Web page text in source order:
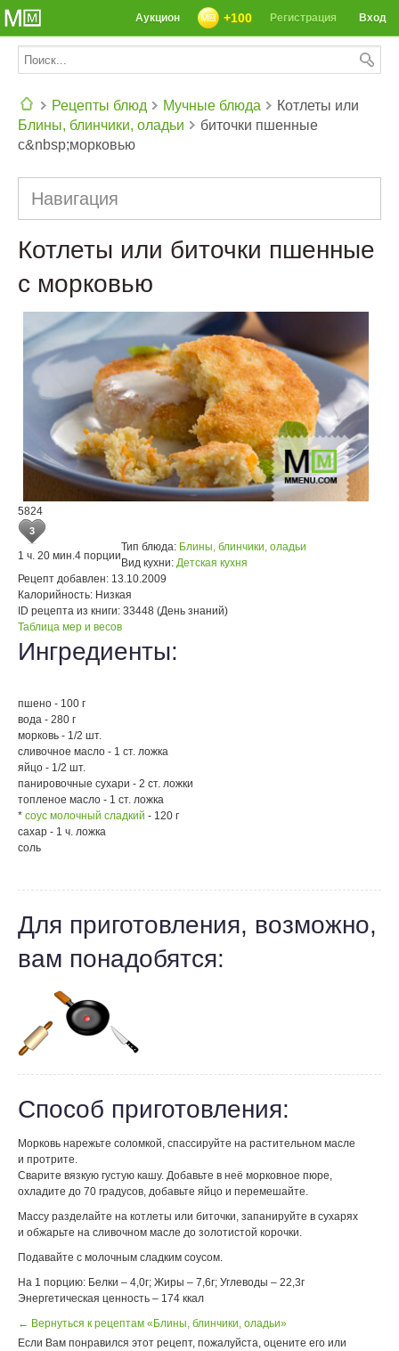
Вход
Регистрация
+100
Аукцион
Рецепты блюд
Мучные блюда
Блины, блинчики, оладьи
Котлеты или
биточки пшенные
с&nbsp;морковью
Навигация
Котлеты или биточки пшенные
с морковью
5824
3
1 ч. 20 мин.4 порции
Тип блюда: Блины, блинчики, оладьи
Вид кухни: Детская кухня
Рецепт добавлен: 13.10.2009
Калорийность: Низкая
ID рецепта из книги: 33448 (День знаний)
Таблица мер и весов
Ингредиенты:
пшено - 100 г
вода - 280 г
морковь - 1/2 шт.
сливочное масло - 1 ст. ложка
яйцо - 1/2 шт.
панировочные сухари - 2 ст. ложки
топленое масло - 1 ст. ложка
* соус молочный сладкий - 120 г
сахар - 1 ч. ложка
соль
Для приготовления, возможно,
вам понадобятся:
Способ приготовления:
Морковь нарежьте соломкой, спассируйте на растительном масле
и протрите.
Сварите вязкую густую кашу. Добавьте в неё морковное пюре,
охладите до 70 градусов, добавьте яйцо и перемешайте.
Массу разделайте на котлеты или биточки, запанируйте в сухарях
и обжарьте на сливочном масле до золотистой корочки.
Подавайте с молочным сладким соусом.
На 1 порцию: Белки – 4,0г; Жиры – 7,6г; Углеводы – 22,3г
Энергетическая ценность – 174 ккал
← Вернуться к рецептам «Блины, блинчики, оладьи»
Если Вам понравился этот рецепт, пожалуйста, оцените его или